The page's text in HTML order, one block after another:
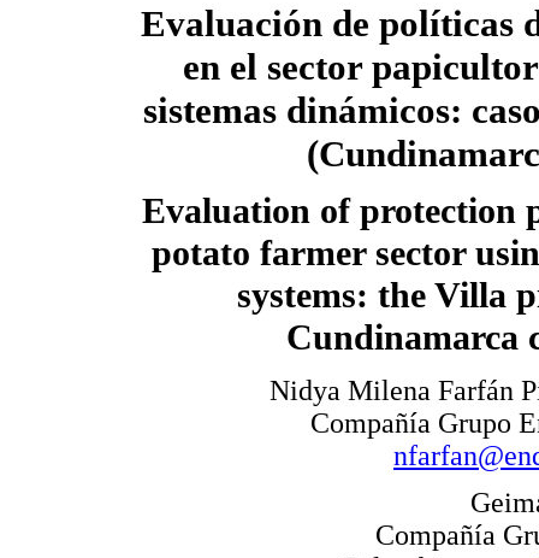
Evaluación de políticas
en el sector
sistemas dinámicos:
Evaluation of protection
potato farmer sector
systems: the Villa
Cundinamarca
Nidya Milena Farfán
Compañía Grupo
Compañía